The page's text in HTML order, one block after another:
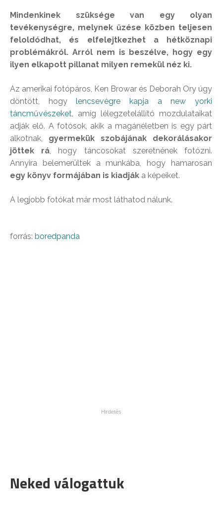
Mindenkinek szüksége van egy olyan
tevékenységre, melynek űzése közben teljesen
feloldódhat, és elfelejtkezhet a hétköznapi
problémákról. Arról nem is beszélve, hogy egy
ilyen elkapott pillanat milyen remekül néz ki.
Az amerikai fotópáros, Ken Browar és Deborah Ory úgy
döntött, hogylencsevégre kapja a new yorki
táncművészeket, amíg lélegzetelállító mozdulataikat
adják elő. A fotósok, akik a magánéletben is egy párt
alkotnak, gyermekük szobájának dekorálásakor
jöttek rá, hogy táncosokat szeretnének fotózni.
Annyira belemerültek a munkába, hogy hamarosan
egy könyv formájában is kiadják a képeiket.
A legjobb fotókat már most láthatod nálunk.
forrás: boredpanda
Neked válogattuk